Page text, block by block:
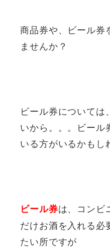
商品券や、ビール券
ませんか？
ビール券については
いから。。。ビール
いる方がいるかもし
ビール券は、コンビ
だけお酒を入れる必
たい所ですが